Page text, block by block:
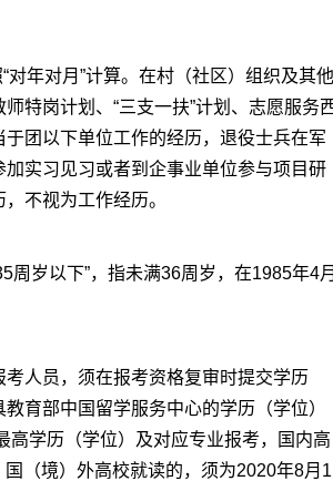
年对月”计算。在村（社区）组织及其他
特岗计划、“三支一扶”计划、志愿服务
团以下单位工作的经历，退役士兵在军
实习见习或者到企事业单位参与项目研
不视为工作经历。
周岁以下”，指未满36周岁，在1985年4
人员，须在报考资格复审时提交学历
育部中国留学服务中心的学历（学位）
学历（学位）及对应专业报考，国内高
（境）外高校就读的，须为2020年8月1